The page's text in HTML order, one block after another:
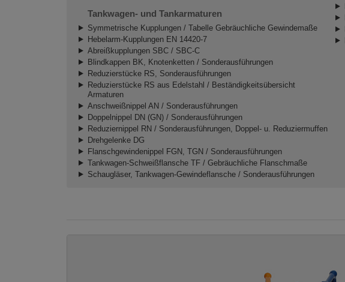
Tankwagen- und Tankarmaturen
Symmetrische Kupplungen / Tabelle Gebräuchliche Gewindemaße
Hebelarm-Kupplungen EN 14420-7
Abreißkupplungen SBC / SBC-C
Blindkappen BK, Knotenketten / Sonderausführungen
Reduzierstücke RS, Sonderausführungen
Reduzierstücke RS aus Edelstahl / Beständigkeitsübersicht
Armaturen
Anschweißnippel AN / Sonderausführungen
Doppelnippel DN (GN) / Sonderausführungen
Reduziernippel RN / Sonderausführungen, Doppel- u. Reduziermuffen
Drehgelenke DG
Flanschgewindenippel FGN, TGN / Sonderausführungen
Tankwagen-Schweißflansche TF / Gebräuchliche Flanschmaße
Schaugläser, Tankwagen-Gewindeflansche / Sonderausführungen